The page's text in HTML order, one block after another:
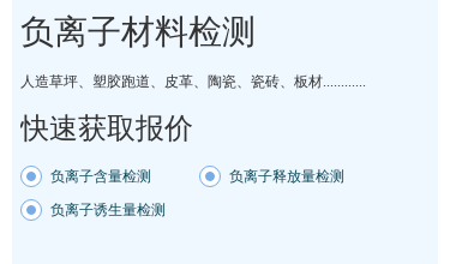
负离子材料检测
人造草坪、塑胶跑道、皮革、陶瓷、瓷砖、板材............
快速获取报价
负离子含量检测
负离子释放量检测
负离子诱生量检测